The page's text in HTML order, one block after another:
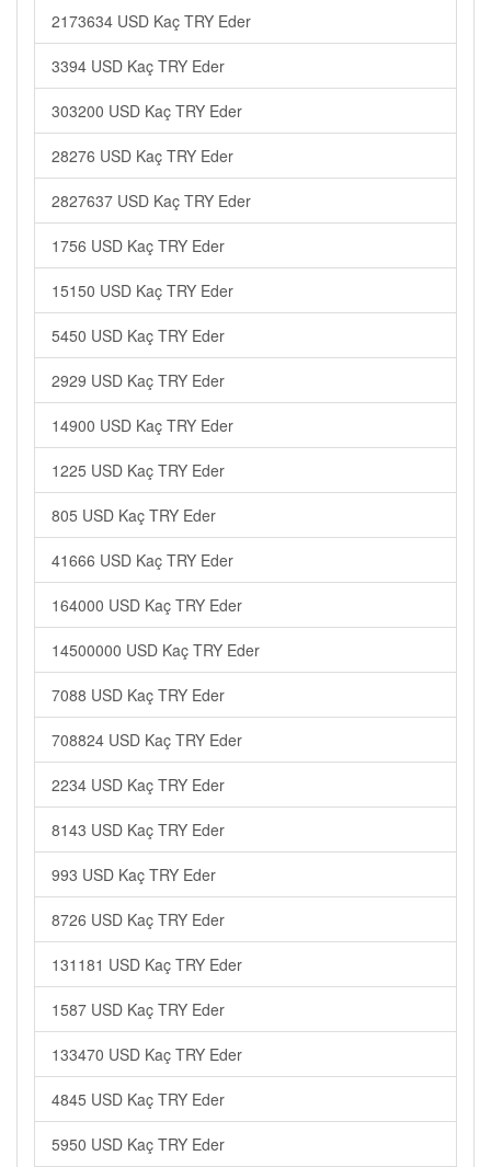
2173634 USD Kaç TRY Eder
3394 USD Kaç TRY Eder
303200 USD Kaç TRY Eder
28276 USD Kaç TRY Eder
2827637 USD Kaç TRY Eder
1756 USD Kaç TRY Eder
15150 USD Kaç TRY Eder
5450 USD Kaç TRY Eder
2929 USD Kaç TRY Eder
14900 USD Kaç TRY Eder
1225 USD Kaç TRY Eder
805 USD Kaç TRY Eder
41666 USD Kaç TRY Eder
164000 USD Kaç TRY Eder
14500000 USD Kaç TRY Eder
7088 USD Kaç TRY Eder
708824 USD Kaç TRY Eder
2234 USD Kaç TRY Eder
8143 USD Kaç TRY Eder
993 USD Kaç TRY Eder
8726 USD Kaç TRY Eder
131181 USD Kaç TRY Eder
1587 USD Kaç TRY Eder
133470 USD Kaç TRY Eder
4845 USD Kaç TRY Eder
5950 USD Kaç TRY Eder